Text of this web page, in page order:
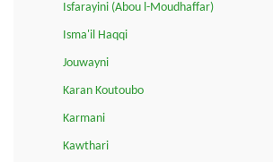
Isfarayini (Abou l-Moudhaffar)
Isma'il Haqqi
Jouwayni
Karan Koutoubo
Karmani
Kawthari